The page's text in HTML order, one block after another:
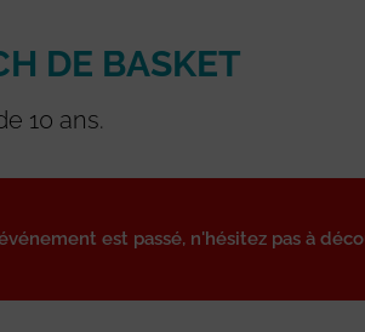
DE BASKET
10 ans.
est passé, n'hésitez pas à